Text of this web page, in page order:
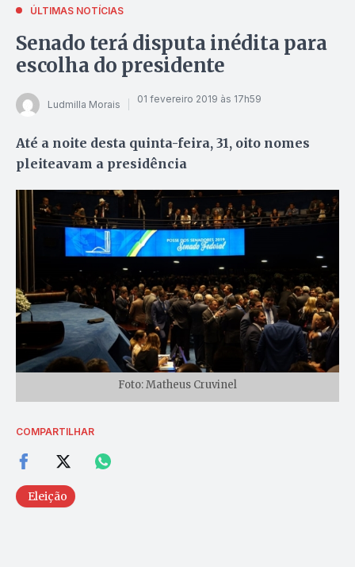
ÚLTIMAS NOTÍCIAS
Senado terá disputa inédita para
escolha do presidente
Ludmilla Morais 01 fevereiro 2019 às 17h59
Até a noite desta quinta-feira, 31, oito nomes
pleiteavam a presidência
Foto: Matheus Cruvinel
COMPARTILHAR
Eleição